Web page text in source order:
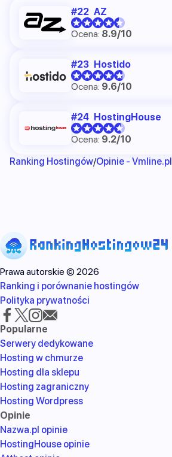
AZ
Ocena: 8.9/10
Hostido
Ocena: 9.6/10
HostingHouse
Ocena: 9.2/10
Ranking Hostingów Opinie - Vmline.pl
Prawa autorskie © 2026
Ranking i porównanie hostingów
Polityka prywatności
Popularne
Serwery dedykowane
Hosting w chmurze
Hosting dla sklepu
Hosting zagraniczny
Hosting Wordpress
Opinie
Nazwa.pl opinie
HostingHouse opinie